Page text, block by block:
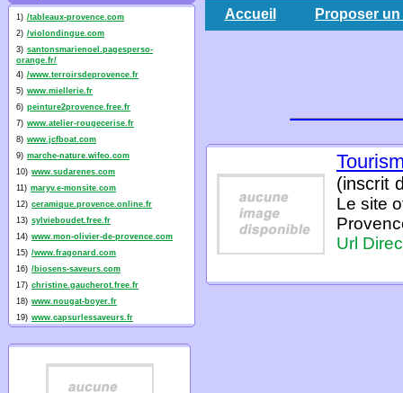
1) /tableaux-provence.com
2) /violondingue.com
3) santonsmarienoel.pagesperso-
orange.fr/
4) /www.terroirsdeprovence.fr
5) www.miellerie.fr
6) peinture2provence.free.fr
7) www.atelier-rougecerise.fr
8) www.jcfboat.com
9) marche-nature.wifeo.com
10) www.sudarenes.com
11) maryv.e-monsite.com
12) ceramique.provence.online.fr
13) sylvieboudet.free.fr
14) www.mon-olivier-de-provence.com
15) /www.fragonard.com
16) /biosens-saveurs.com
17) christine.gaucherot.free.fr
18) www.nougat-boyer.fr
19) www.capsurlessaveurs.fr
Accueil Proposer
(inscrit
Le site
Url